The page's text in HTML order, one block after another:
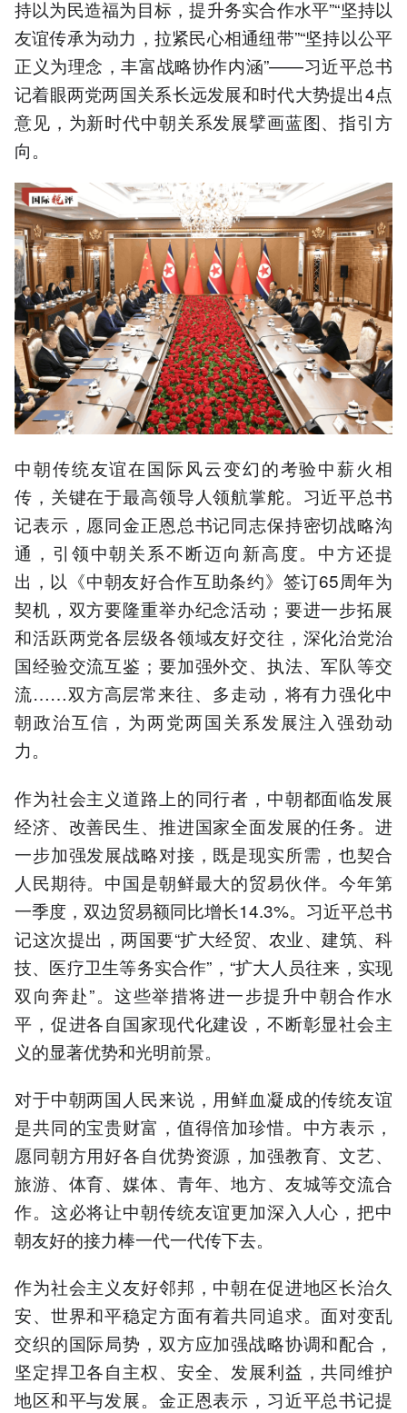
持以为民造福为目标，提升务实合作水平”“坚持以
友谊传承为动力，拉紧民心相通纽带”“坚持以公平
正义为理念，丰富战略协作内涵”——习近平总书
记着眼两党两国关系长远发展和时代大势提出4点
意见，为新时代中朝关系发展擘画蓝图、指引方
向。
中朝传统友谊在国际风云变幻的考验中薪火相
传，关键在于最高领导人领航掌舵。习近平总书
记表示，愿同金正恩总书记同志保持密切战略沟
通，引领中朝关系不断迈向新高度。中方还提
出，以《中朝友好合作互助条约》签订65周年为
契机，双方要隆重举办纪念活动；要进一步拓展
和活跃两党各层级各领域友好交往，深化治党治
国经验交流互鉴；要加强外交、执法、军队等交
流……双方高层常来往、多走动，将有力强化中
朝政治互信，为两党两国关系发展注入强劲动
力。
作为社会主义道路上的同行者，中朝都面临发展
经济、改善民生、推进国家全面发展的任务。进
一步加强发展战略对接，既是现实所需，也契合
人民期待。中国是朝鲜最大的贸易伙伴。今年第
一季度，双边贸易额同比增长14.3%。习近平总书
记这次提出，两国要“扩大经贸、农业、建筑、科
技、医疗卫生等务实合作”，“扩大人员往来，实现
双向奔赴”。这些举措将进一步提升中朝合作水
平，促进各自国家现代化建设，不断彰显社会主
义的显著优势和光明前景。
对于中朝两国人民来说，用鲜血凝成的传统友谊
是共同的宝贵财富，值得倍加珍惜。中方表示，
愿同朝方用好各自优势资源，加强教育、文艺、
旅游、体育、媒体、青年、地方、友城等交流合
作。这必将让中朝传统友谊更加深入人心，把中
朝友好的接力棒一代一代传下去。
作为社会主义友好邻邦，中朝在促进地区长治久
安、世界和平稳定方面有着共同追求。面对变乱
交织的国际局势，双方应加强战略协调和配合，
坚定捍卫各自主权、安全、发展利益，共同维护
地区和平与发展。金正恩表示，习近平总书记提